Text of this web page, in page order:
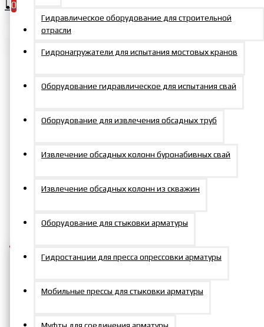
Гидравлическое оборудование для строительной
отрасли
Гидронагружатели для испытания мостовых кранов
Оборудование гидравлическое для испытания свай
Оборудование для извлечения обсадных труб
Извлечение обсадных колонн буронабивных свай
Извлечение обсадных колонн из скважин
Оборудование для стыковки арматуры
Гидростанции для пресса опрессовки арматуры
Мобильные прессы для стыковки арматуры
0
Ваша корзина пуста!
ОПД20
Добавить в заказ